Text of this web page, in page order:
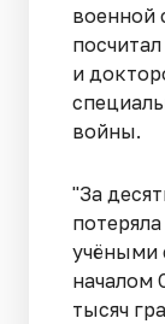
военной
и
войны.
"За
учёными
началом
тысяч